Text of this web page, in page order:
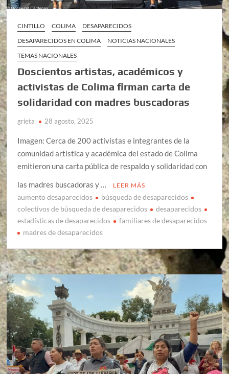
CINTILLO COLIMA
DESAPARECIDOS
DESAPARECIDOS EN COLIMA
NOTICIAS NACIONALES
TEMAS NACIONALES
Doscientos artistas, académicos y
activistas de Colima firman carta de
solidaridad con madres buscadoras
grieta 28 agosto, 2025
Imagen: Cerca de 200 activistas e integrantes de la
comunidad artística y académica del estado de Colima
emitieron una carta pública de respaldo y solidaridad con
las madres buscadoras y …
LEER MÁS
aumento desaparecidos
búsqueda de desaparecidos
colectivos de búsqueda de desaparecidos
desaparecidos
estadísticas de desaparecidos
familiares de desaparecidos
madres de desaparecidos